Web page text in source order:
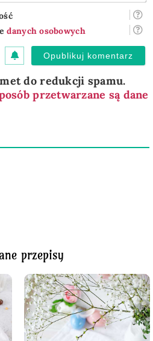
danych osobowych
do redukcji spamu.
przetwarzane są dane
przepisy